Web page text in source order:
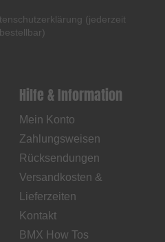
(jederzeit
)
Hilfe & Information
Mein Konto
Zahlungsweisen
Rücksendungen
Versandkosten &
Lieferzeiten
Kontakt
BMX How Tos